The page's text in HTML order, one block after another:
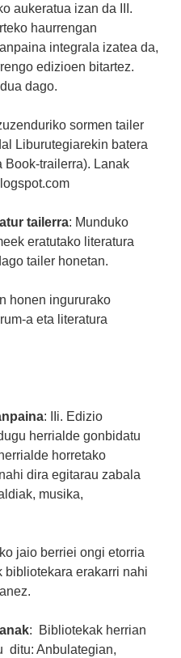
aukeratua izan da III.
haurrengan
integrala izatea da,
edizioen bitartez.
dago.
sormen tailer
Liburutegiarekin batera
Book-trailerra). Lanak
tailerra: Munduko
eratutako literatura
tailer honetan.
honen ingururako
a eta literatura
: IIi. Edizio
herrialde gonbidatu
horretako
dira egitarau zabala
musika,
jaio berriei ongi etorria
bibliotekara erakarri nahi
: Bibliotekak herrian
ditu: Anbulategian,